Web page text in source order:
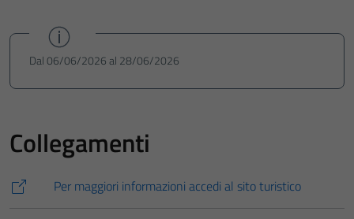
Dal 06/06/2026 al 28/06/2026
Collegamenti
Per maggiori informazioni accedi al sito turistico